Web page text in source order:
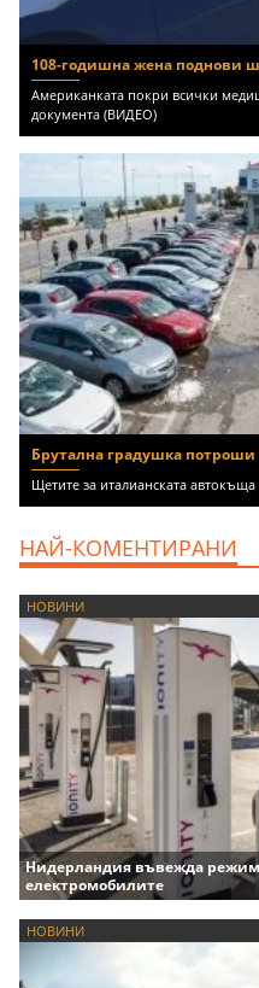
108-годишна жена поднови
Американката покри всички
документа (ВИДЕО)
Брутална градушка потроши
Щетите за италианската
НАЙ-КОМЕНТИРАНИ
НОВИНИ
Нидерландия въвежда режим
електромобилите
НОВИНИ